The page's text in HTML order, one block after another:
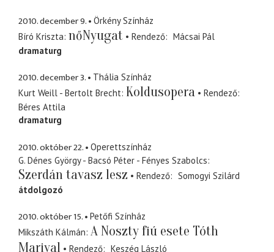
2010. december 9.
Örkény Színház
Bíró Kriszta nőNyugat Rendező
Mácsai Pál
dramaturg
2010. december 3.
Thália Színház
Kurt Weill - Bertolt Brecht Koldusopera
Rendező
Béres Attila
dramaturg
2010. október 22.
Operettszínház
G. Dénes György - Bacsó Péter - Fényes Szabolcs
Szerdán tavasz lesz Rendező
Somogyi Szilárd
átdolgozó
2010. október 15.
Petőfi Színház
Mikszáth Kálmán A Noszty fiú esete Tóth
Marival
Rendező
Keszég László